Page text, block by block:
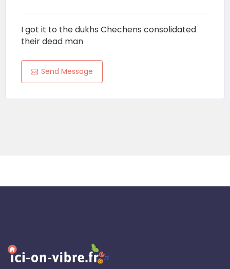
I got it to the dukhs Chechens consolidated
their dead man
Send Message